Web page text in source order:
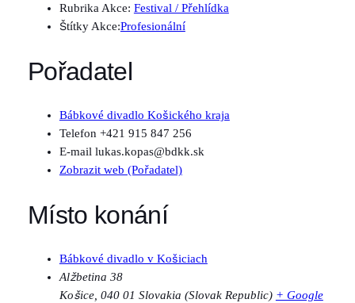
Rubrika Akce: Festival / Přehlídka
Štítky Akce:Profesionální
Pořadatel
Bábkové divadlo Košického kraja
Telefon +421 915 847 256
E-mail lukas.kopas@bdkk.sk
Zobrazit web (Pořadatel)
Místo konání
Bábkové divadlo v Košiciach
Alžbetina 38
Košice, 040 01 Slovakia (Slovak Republic) + Google